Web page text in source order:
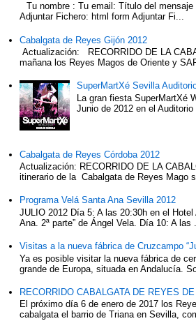
Tu nombre : Tu email: Título del
Adjuntar Fichero: html form Adjuntar Fi...
Cabalgata de Reyes Gijón 2012
Actualización: RECORRIDO DE LA
mañana los Reyes Magos de Oriente y
SuperMartXé Sevilla
La gran fiesta SuperMartXé
Junio de 2012 en el
Cabalgata de Reyes Córdoba 2012
Actualización: RECORRIDO DE LA
itinerario de la Cabalgata de Reyes Mago
Programa Velá Santa Ana Sevilla 2012
JULIO 2012 Día 5: A las 20:30h en el
Ana. 2ª parte” de Ángel Vela. Día 10: A las
Visitas a la nueva fábrica de Cruzcampo
Ya es posible visitar la nueva fábrica de
grande de Europa, situada en Andalucía.
RECORRIDO CABALGATA DE REYES
El próximo día 6 de enero de 2017 los
cabalgata el barrio de Triana en Sevilla,